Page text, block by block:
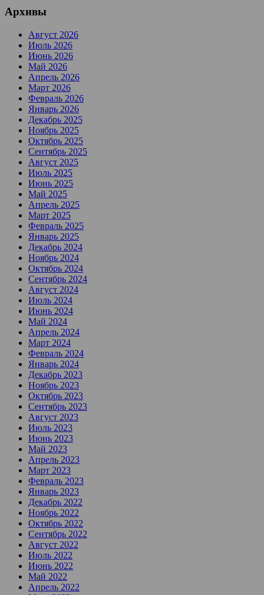
Архивы
Август 2026
Июль 2026
Июнь 2026
Май 2026
Апрель 2026
Март 2026
Февраль 2026
Январь 2026
Декабрь 2025
Ноябрь 2025
Октябрь 2025
Сентябрь 2025
Август 2025
Июль 2025
Июнь 2025
Май 2025
Апрель 2025
Март 2025
Февраль 2025
Январь 2025
Декабрь 2024
Ноябрь 2024
Октябрь 2024
Сентябрь 2024
Август 2024
Июль 2024
Июнь 2024
Май 2024
Апрель 2024
Март 2024
Февраль 2024
Январь 2024
Декабрь 2023
Ноябрь 2023
Октябрь 2023
Сентябрь 2023
Август 2023
Июль 2023
Июнь 2023
Май 2023
Апрель 2023
Март 2023
Февраль 2023
Январь 2023
Декабрь 2022
Ноябрь 2022
Октябрь 2022
Сентябрь 2022
Август 2022
Июль 2022
Июнь 2022
Май 2022
Апрель 2022